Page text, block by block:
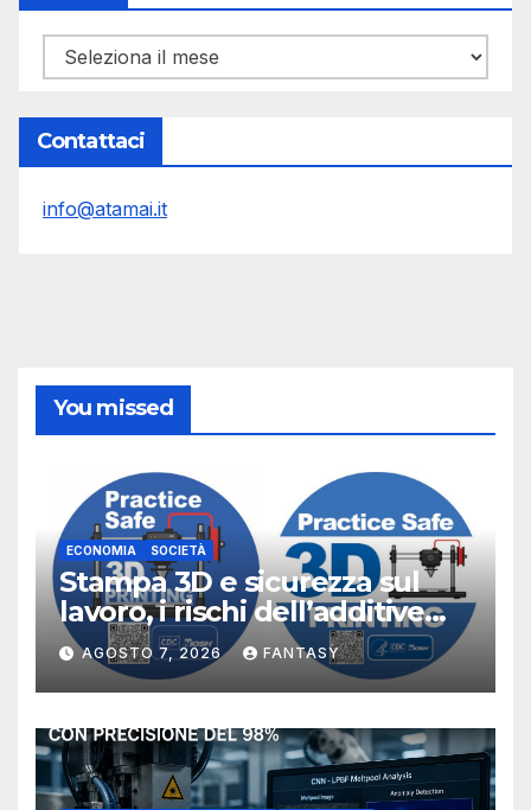
Archivi
Contattaci
info@atamai.it
You missed
ECONOMIA SOCIETÀ
Stampa 3D e sicurezza sul
lavoro, i rischi dell’additive
manufacturing secondo
NIOSH
AGOSTO 7, 2026 FANTASY